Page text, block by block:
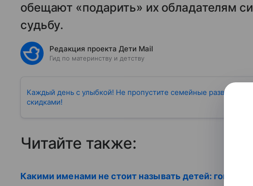
обещают «подарить» их обладателям
судьбу.
Редакция проекта Дети Mail
Гид по материнству и детству
Каждый день с улыбкой! Не пропустите семейные развлечения
скидками!
Читайте также:
Какими именами не стоит называть детей: говорят